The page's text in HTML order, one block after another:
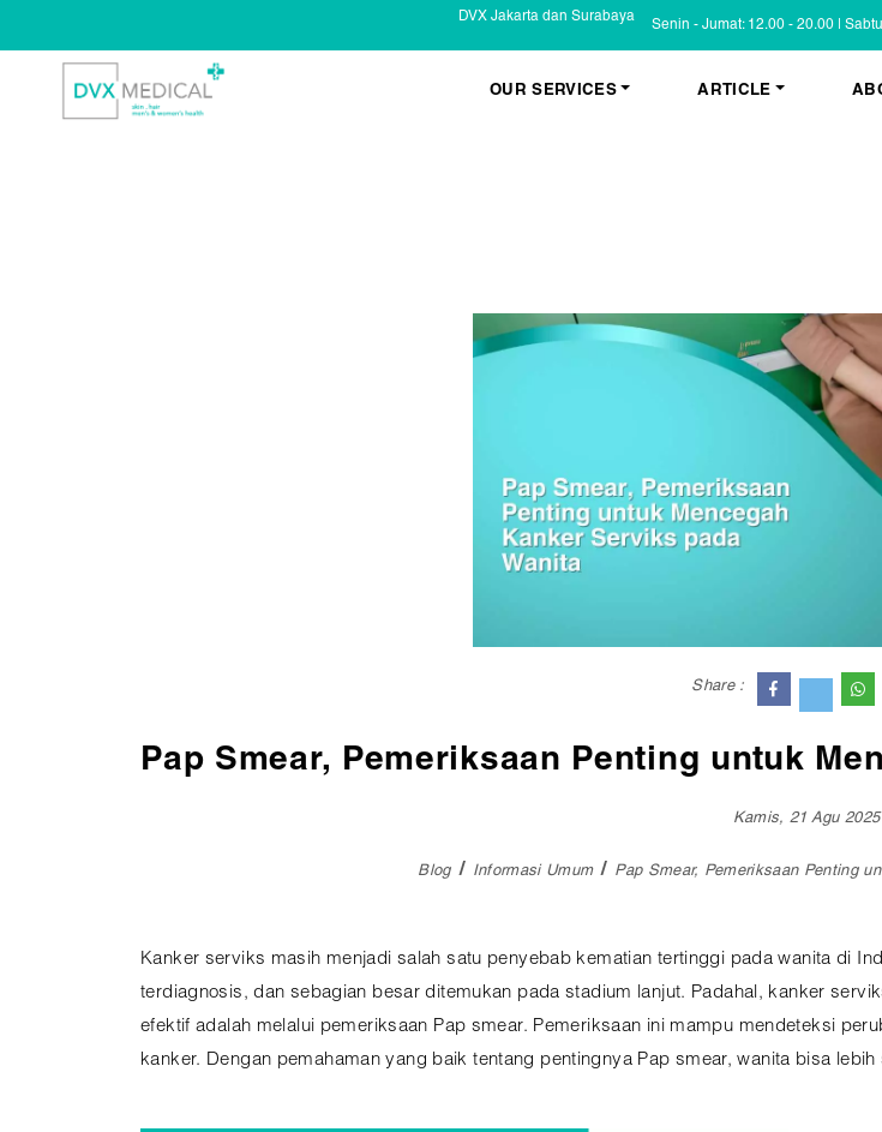
DVX Jakarta dan Surabaya
Senin - Jumat: 12.00 - 20.00 |
OUR SERVICES
Eczema
Masalah Kulit Lain
Keluhan Kulit
Non Infeksi
ARTICLE
Informasi Umum
Tips dan Trik
Cerita Pasien
Share :
Pap Smear, Pemeriksaan Penting untuk
Kamis, 21 Agu 2025
Blog Informasi Umum Pap Smear, Pemeriksaan Penting
Kanker serviks masih menjadi salah satu penyebab kematian tertinggi pada wanita di
terdiagnosis, dan sebagian besar ditemukan pada stadium lanjut. Padahal, kanker
efektif adalah melalui pemeriksaan Pap smear. Pemeriksaan ini mampu mendeteksi
kanker. Dengan pemahaman yang baik tentang pentingnya Pap smear, wanita bisa